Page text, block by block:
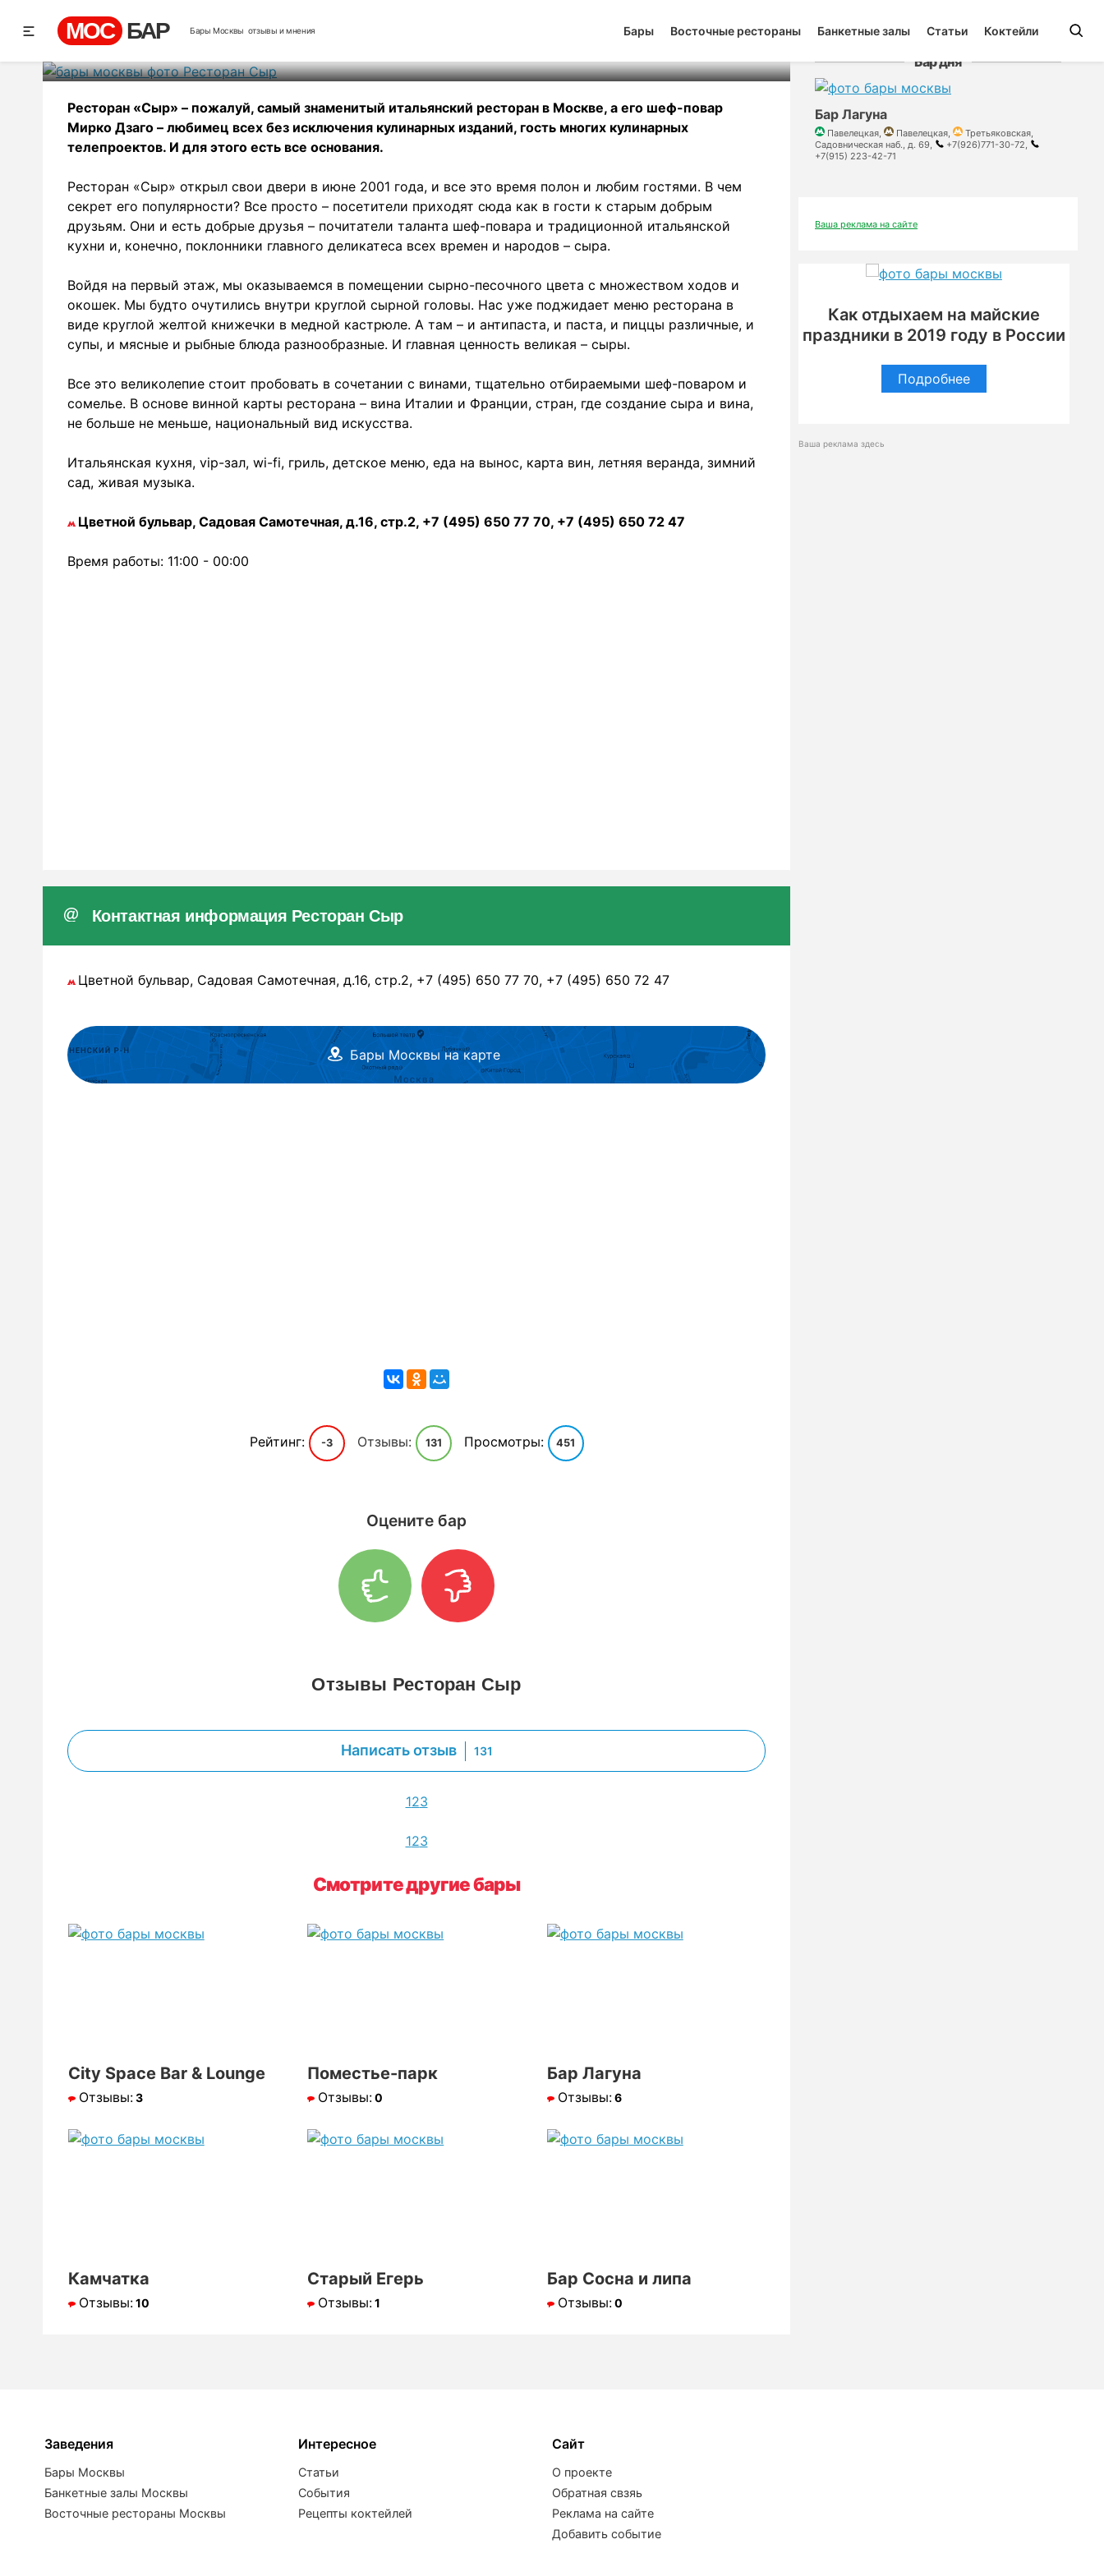
МОС БАР Бары Москвы отзывы и мнения Бары Восточные рестораны Банкетные залы Статьи Коктейли
Ресторан «Сыр» – пожалуй, самый знаменитый итальянский ресторан в Москве, а его шеф-повар
Мирко Дзаго – любимец всех без исключения кулинарных изданий, гость многих кулинарных
телепроектов. И для этого есть все основания.
Ресторан «Сыр» открыл свои двери в июне 2001 года, и все это время полон и любим гостями. В чем
секрет его популярности? Все просто – посетители приходят сюда как в гости к старым добрым
друзьям. Они и есть добрые друзья – почитатели таланта шеф-повара и традиционной итальянской
кухни и, конечно, поклонники главного деликатеса всех времен и народов – сыра.
Войдя на первый этаж, мы оказываемся в помещении сырно-песочного цвета с множеством ходов и
окошек. Мы будто очутились внутри круглой сырной головы. Нас уже поджидает меню ресторана в
виде круглой желтой книжечки в медной кастрюле. А там – и антипаста, и паста, и пиццы различные, и
супы, и мясные и рыбные блюда разнообразные. И главная ценность великая – сыры.
Все это великолепие стоит пробовать в сочетании с винами, тщательно отбираемыми шеф-поваром и
сомелье. В основе винной карты ресторана – вина Италии и Франции, стран, где создание сыра и вина,
не больше не меньше, национальный вид искусства.
Итальянская кухня, vip-зал, wi-fi, гриль, детское меню, еда на вынос, карта вин, летняя веранда, зимний
сад, живая музыка.
Цветной бульвар, Садовая Самотечная, д.16, стр.2, +7 (495) 650 77 70, +7 (495) 650 72 47
Время работы: 11:00 - 00:00
Контактная информация Ресторан Сыр
Цветной бульвар, Садовая Самотечная, д.16, стр.2, +7 (495) 650 77 70, +7 (495) 650 72 47
Бары Москвы на карте
Рейтинг: -3 Отзывы: 131 Просмотры: 451
Оцените бар
Отзывы Ресторан Сыр
Написать отзыв 131
123
123
Смотрите другие бары
City Space Bar & Lounge
Отзывы:3
Поместье-парк
Отзывы:0
Бар Лагуна
Отзывы:6
Камчатка
Отзывы:10
Старый Егерь
Отзывы:1
Бар Сосна и липа
Отзывы:0
Бар дня
Бар Лагуна
Павелецкая, Павелецкая,
Третьяковская,
Садовническая наб., д. 69,
+7(926)771-30-72,
+7(915) 223-42-71
Ваша реклама на сайте
Как отдыхаем на майские
праздники в 2019 году в России
Подробнее
Ваша реклама здесь
Заведения
Бары Москвы
Банкетные залы Москвы
Восточные рестораны Москвы
Интересное
Статьи
События
Рецепты коктейлей
Сайт
О проекте
Обратная свзяь
Реклама на сайте
Добавить событие